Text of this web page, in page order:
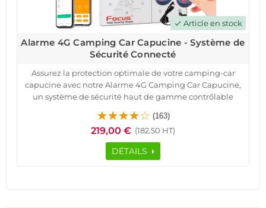
check Article en stock
Alarme 4G Camping Car Capucine - Système de
Sécurité Connecté
Assurez la protection optimale de votre camping-car
capucine avec notre Alarme 4G Camping Car Capucine,
un système de sécurité haut de gamme contrôlable
Conçue par Meian, leader en systèmes d'alarme, cette
alarme offre une surveillance continue grâce à sa
centrale HA-VGT dotée de la technologie 4G et Ethernet.
Recevez des alertes instantanées par notifications push,
(163)
219,00 € (182.50 HT)
DÉTAILS